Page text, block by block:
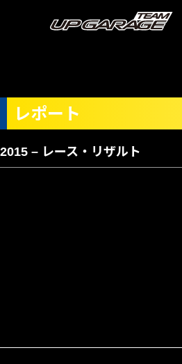
レポート
2015 – レース・リザルト